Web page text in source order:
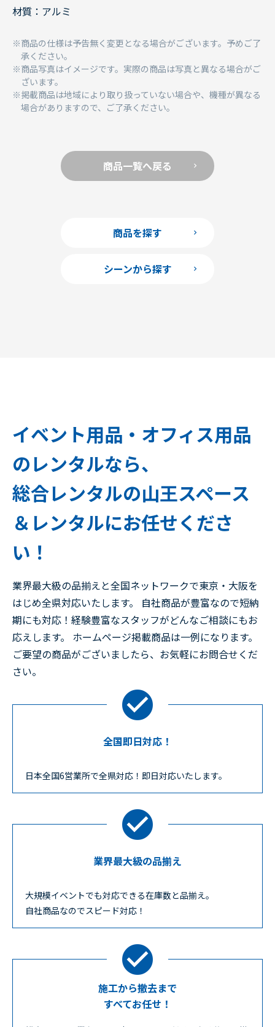
材質：アルミ
商品の仕様は予告無く変更となる場合がございます。予めご了
承ください。
商品写真はイメージです。実際の商品は写真と異なる場合がご
ざいます。
掲載商品は地域により取り扱っていない場合や、機種が異なる
場合がありますので、ご了承ください。
商品一覧へ戻る
商品を探す
シーンから探す
イベント用品・オフィス用品
のレンタルなら、
総合レンタルの山王スペース
＆レンタルにお任せくださ
い！
業界最大級の品揃えと全国ネットワークで東京・大阪を
はじめ全県対応いたします。 自社商品が豊富なので短納
期にも対応！経験豊富なスタッフがどんなご相談にもお
応えします。 ホームページ掲載商品は一例になります。
ご要望の商品がございましたら、お気軽にお問合せくだ
さい。
全国即日対応！
日本全国6営業所で全県対応！即日対応いたします。
業界最大級の品揃え
大規模イベントでも対応できる在庫数と品揃え。
自社商品なのでスピード対応！
施工から撤去まで
すべてお任せ！